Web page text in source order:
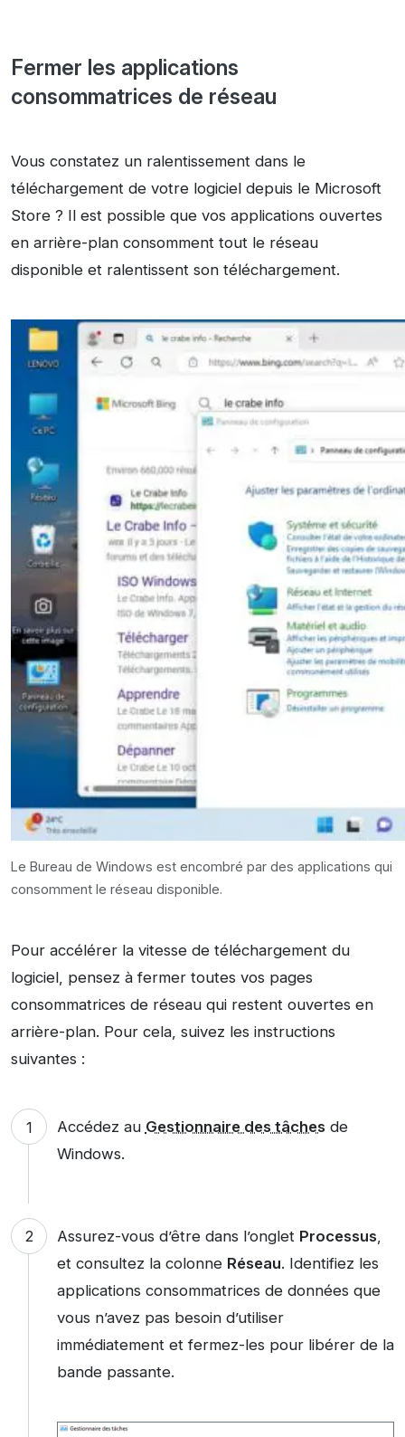
Fermer les applications
consommatrices de réseau
Vous constatez un ralentissement dans le
téléchargement de votre logiciel depuis le Microsoft
Store ? Il est possible que vos applications ouvertes
en arrière-plan consomment tout le réseau
disponible et ralentissent son téléchargement.
Le Bureau de Windows est encombré par des applications qui
consomment le réseau disponible.
Pour accélérer la vitesse de téléchargement du
logiciel, pensez à fermer toutes vos pages
consommatrices de réseau qui restent ouvertes en
arrière-plan. Pour cela, suivez les instructions
suivantes :
Accédez au Gestionnaire des tâchesde
Windows.
Assurez-vous d’être dans l’onglet Processus,
et consultez la colonne Réseau. Identifiez les
applications consommatrices de données que
vous n’avez pas besoin d’utiliser
immédiatement et fermez-les pour libérer de la
bande passante.